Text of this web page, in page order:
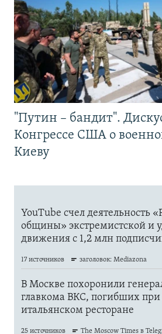
"Путин – бандит".
Конгрессе США о
Киеву